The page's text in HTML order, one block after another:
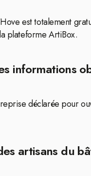
est totalement
plateforme ArtiBox.
informations
déclarée pour
artisans du